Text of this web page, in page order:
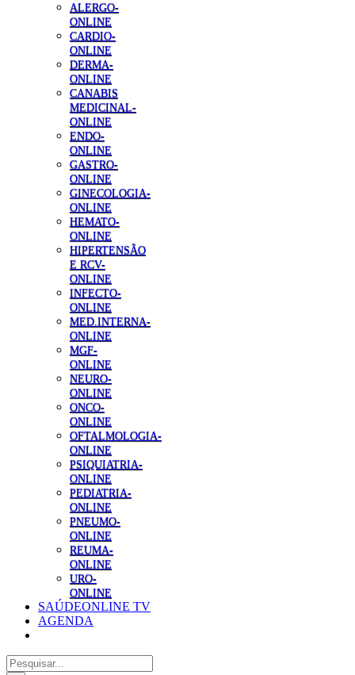
ALERGO-
ONLINE
CARDIO-
ONLINE
DERMA-
ONLINE
CANABIS
MEDICINAL-
ONLINE
ENDO-
ONLINE
GASTRO-
ONLINE
GINECOLOGIA-
ONLINE
HEMATO-
ONLINE
HIPERTENSÃO
E RCV-
ONLINE
INFECTO-
ONLINE
MED.INTERNA-
ONLINE
MGF-
ONLINE
NEURO-
ONLINE
ONCO-
ONLINE
OFTALMOLOGIA-
ONLINE
PSIQUIATRIA-
ONLINE
PEDIATRIA-
ONLINE
PNEUMO-
ONLINE
REUMA-
ONLINE
URO-
ONLINE
SAÚDEONLINE TV
AGENDA
Pesquisar